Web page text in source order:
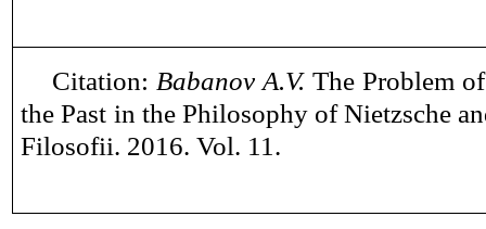
Citation: BabanovA.V. The Problem
the Past in the Philosophy of Nietzsche
Filosofii. 2016. Vol. 11.